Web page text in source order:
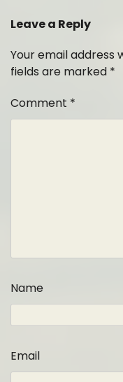
Leave a Reply
Your email address
fields are marked *
Comment *
Name
Email